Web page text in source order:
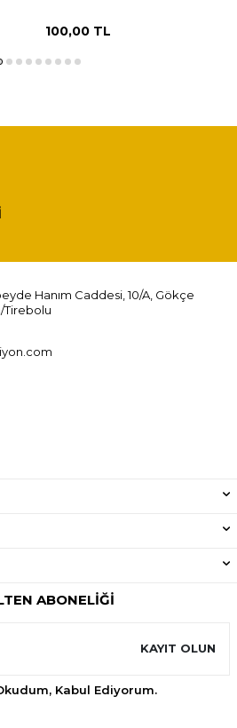
100,00TL
Hanım Caddesi, 10/A, Gökçe
Tirebolu
ABONELIĞI
KAYIT OLUN
Kabul Ediyorum.